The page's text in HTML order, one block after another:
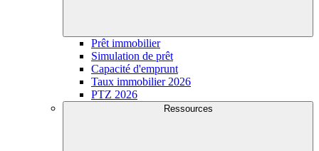
Prêt immobilier
Simulation de prêt
Capacité d'emprunt
Taux immobilier 2026
PTZ 2026
Ressources